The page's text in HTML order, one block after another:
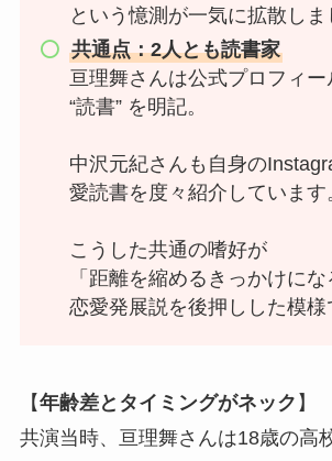
という憶測が一気に拡散しま
共通点：2人とも読書家
亘理舞さんは公式プロフィー
“読書” を明記。
中沢元紀さんも自身の
愛読書を度々紹介しています
こうした共通の嗜好が
「距離を縮めるきっかけに
恋愛発展説を後押しした模様
【年齢差とタイミングがネック 】
共演当時、亘理舞さんは18歳の高